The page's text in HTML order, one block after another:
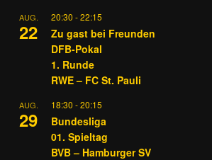
AUG.
22
20:30 -22:15
Zu gast bei Freunden
DFB-Pokal
1. Runde
RWE – FC St. Pauli
AUG.
29
18:30 -20:15
Bundesliga
01. Spieltag
BVB – Hamburger SV